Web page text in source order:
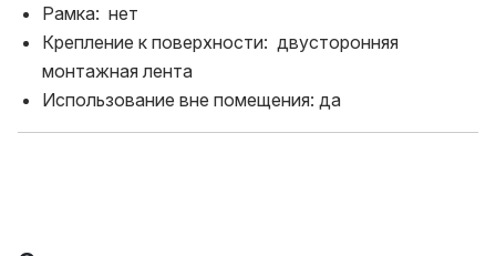
Рамка: нет
Крепление к поверхности: двусторонняя
монтажная лента
Использование вне помещения: да